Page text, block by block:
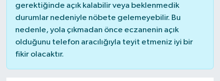
gerektiğinde açık kalabilir veya beklenmedik
durumlar nedeniyle nöbete gelemeyebilir. Bu
nedenle, yola çıkmadan önce eczanenin açık
olduğunu telefon aracılığıyla teyit etmeniz iyi bir
fikir olacaktır.